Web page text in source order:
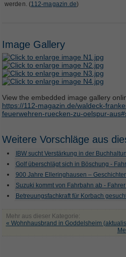
werden. (112-magazin.de)
Image Gallery
View the embedded image gallery
https://112-magazin.de/waldeck-
feuerwehren-ruecken-zu-oelspur-
Weitere Vorschläge aus
IBW sucht Verstärkung in der
Golf überschlägt sich in Böschung -
900 Jahre Elleringhausen –
Suzuki kommt von Fahrbahn ab -
Betreuungsfachkraft für Korbach
Mehr aus dieser Kategorie:
« Wohnhausbrand in Goddelsheim